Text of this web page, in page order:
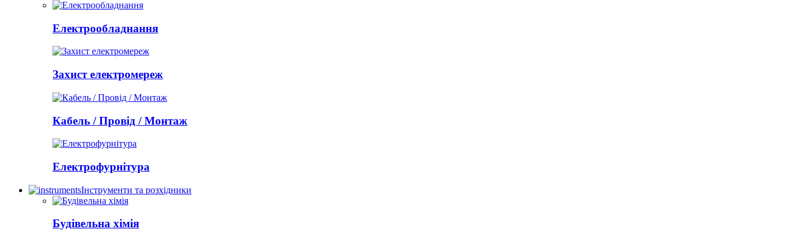
Електрообладнання
Захист електромереж
Кабель / Провід / Монтаж
Електрофурнітура
Інструменти та розхідники
Будівельна хімія